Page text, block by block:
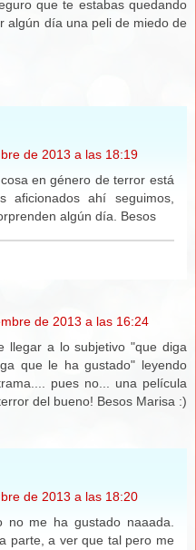
que te estabas quedando
algún día una peli de miedo de
de 2013 a las 18:19
en género de terror está
aficionados ahí seguimos,
algún día. Besos
de 2013 a las 16:24
llegar a lo subjetivo "que diga
que le ha gustado" leyendo
pues no... una película
del bueno! Besos Marisa :)
de 2013 a las 18:20
no me ha gustado naaada.
parte, a ver que tal pero me